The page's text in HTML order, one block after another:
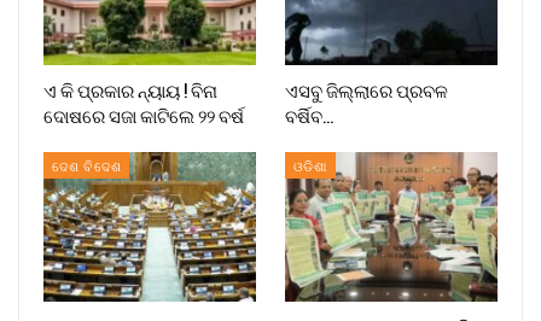
ଏ କି ପ୍ରକାର ନ୍ୟାୟ ! ବିନା
ଦୋଷରେ ସଜା କାଟିଲେ ୨୨ ବର୍ଷ
ଏସବୁ ଜିଲ୍ଲାରେ ପ୍ରବଳ
ବର୍ଷିବ…
ଦେଶ ବିଦେଶ ଓଡିଶା